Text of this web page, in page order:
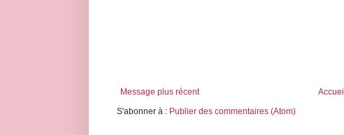
Message plus récent
Accueil
S'abonner à : Publier des commentaires (Atom)